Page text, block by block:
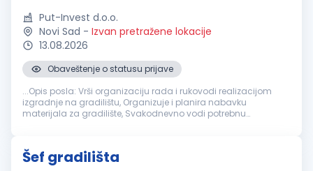
Put-Invest d.o.o.
Novi Sad - Izvan pretražene lokacije
13.08.2026
Obaveštenje o statusu prijave
...Opis posla: Vrši organizaciju rada i rukovodi realizacijom
izgradnje na gradilištu, Organizuje i planira nabavku
materijala za gradilište, Svakodnevno vodi potrebnu
Šef gradilišta